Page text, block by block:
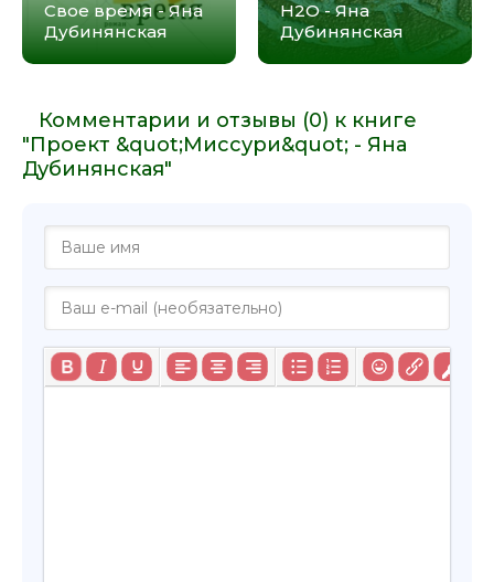
Свое время - Яна
Дубинянская
H2O - Яна
Дубинянская
Комментарии и отзывы (0) к книге
"Проект &quot;Миссури&quot; - Яна
Дубинянская"